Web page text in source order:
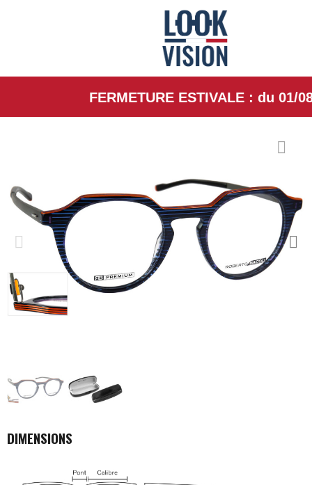
FERMETURE ESTIVALE : du 01/08/
DIMENSIONS